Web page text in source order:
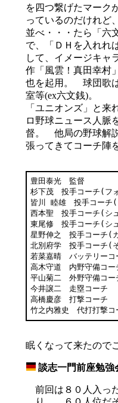
を四つ繋げたマーク
っているのだけれど
並べ・・・たら「六
で、「ＤＨを入れれ
して、イメージキャ
作「風雲！真田幸村
也を起用。 球団歌
室等(ex六文銭)。
「ユニオンズ」と
ロ野球ニュース人脈
督。 他局の野球解
張ってきてコーチ陣
豊田泰光　監督
杉下茂　投手コーチ(フ
皆川 睦雄　投手コーチ
西本聖　投手コーチ(シ
東尾修　投手コーチ(シ
星野伸之　投手コーチ(
北別府学　投手コーチ(
若菜嘉晴　バッテリーコ
高木守道　内野守備コー
平山菊二　外野守備コー
今井譲二　走塁コーチ
高橋慶彦　打撃コーチ
竹之内雅史　代打打撃コ
眠くなって来たので
談志一門前座勉強
前回は８０人入っ